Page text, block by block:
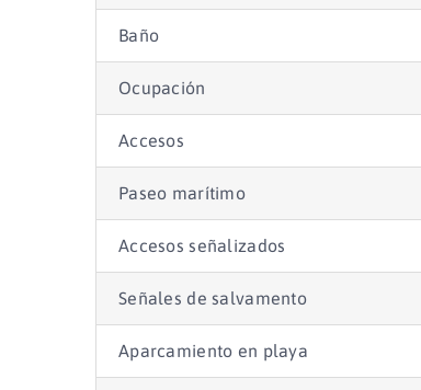
Baño
Ocupación
Accesos
Paseo marítimo
Accesos señalizados
Señales de salvamento
Aparcamiento en playa